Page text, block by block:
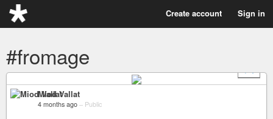
Create account Sign in
#fromage
+ 1
Miod Vallat
4 months ago – Public